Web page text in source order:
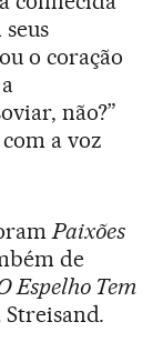
o coração
não?”
com a voz
Paixões
de
Espelho Tem
.